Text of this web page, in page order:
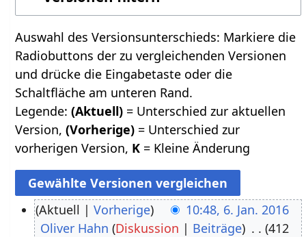
Auswahl des Versionsunterschieds: Markiere die
Radiobuttons der zu vergleichenden Versionen
und drücke die Eingabetaste oder die
Schaltfläche am unteren Rand.
Legende:(Aktuell) = Unterschied zur aktuellen
Version,(Vorherige) = Unterschied zur
vorherigen Version, K = Kleine Änderung
Aktuell Vorherige
10:48, 6. Jan. 2016
Oliver Hahn Diskussion Beiträge
412